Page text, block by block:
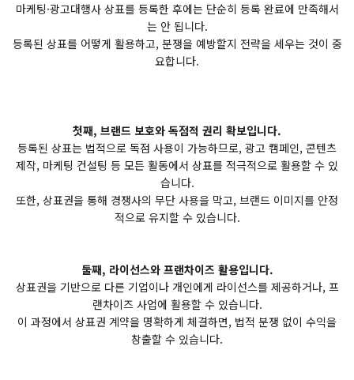
마케팅·광고대행사 상표를 등록한 후에는 단순히 등록 완료에 만족해서
는 안 됩니다.
등록된 상표를 어떻게 활용하고, 분쟁을 예방할지 전략을 세우는 것이 중
요합니다.
첫째, 브랜드 보호와 독점적 권리 확보입니다.
등록된 상표는 법적으로 독점 사용이 가능하므로, 광고 캠페인, 콘텐츠
제작, 마케팅 컨설팅 등 모든 활동에서 상표를 적극적으로 활용할 수 있
습니다.
또한, 상표권을 통해 경쟁사의 무단 사용을 막고, 브랜드 이미지를 안정
적으로 유지할 수 있습니다.
둘째, 라이선스와 프랜차이즈 활용입니다.
상표권을 기반으로 다른 기업이나 개인에게 라이선스를 제공하거나, 프
랜차이즈 사업에 활용할 수 있습니다.
이 과정에서 상표권 계약을 명확하게 체결하면, 법적 분쟁 없이 수익을
창출할 수 있습니다.